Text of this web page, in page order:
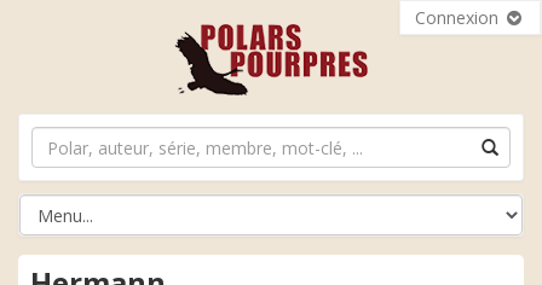
Connexion